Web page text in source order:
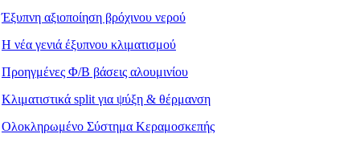
Έξυπνη αξιοποίηση βρόχινου νερού
Η νέα γενιά έξυπνου κλιματισμού
Προηγμένες Φ/Β βάσεις αλουμινίου
Κλιματιστικά split για ψύξη & θέρμανση
Ολοκληρωμένο Σύστημα Κεραμοσκεπής